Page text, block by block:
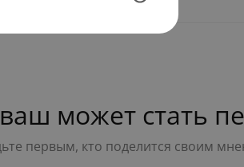
может стать
первым, кто поделится своим